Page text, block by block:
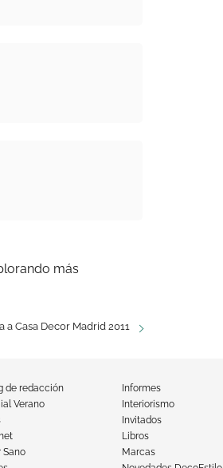
más
a Casa Decor Madrid 2011
de redacción
Verano
Sano
Informes
Interiorismo
Invitados
Libros
Marcas